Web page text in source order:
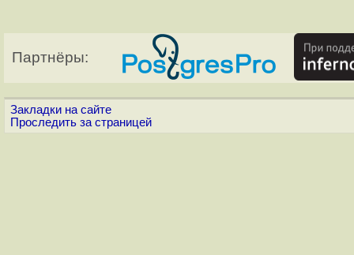
Партнёры:
Закладки на сайте
Проследить за страницей